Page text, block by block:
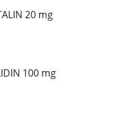
20 mg
100 mg